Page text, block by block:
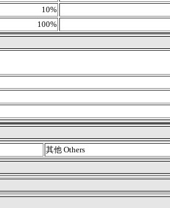
10%
100%
其他 Others